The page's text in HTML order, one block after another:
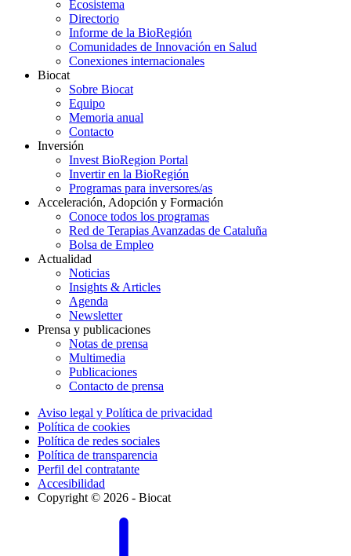
Ecosistema
Directorio
Informe de la BioRegión
Comunidades de Innovación en Salud
Conexiones internacionales
Biocat
Sobre Biocat
Equipo
Memoria anual
Contacto
Inversión
Invest BioRegion Portal
Invertir en la BioRegión
Programas para inversores/as
Acceleración, Adopción y Formación
Conoce todos los programas
Red de Terapias Avanzadas de Cataluña
Bolsa de Empleo
Actualidad
Noticias
Insights & Articles
Agenda
Newsletter
Prensa y publicaciones
Notas de prensa
Multimedia
Publicaciones
Contacto de prensa
Aviso legal y Política de privacidad
Política de cookies
Política de redes sociales
Política de transparencia
Perfil del contratante
Accesibilidad
Copyright © 2026 - Biocat